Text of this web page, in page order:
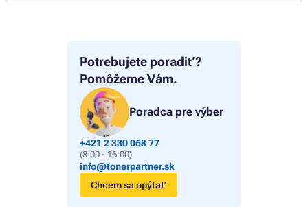
Potrebujete poradiť?
Pomôžeme Vám.
Poradca pre výber
+421 2 330 068 77
(8:00 - 16:00)
info@tonerpartner.sk
Chcem sa opýtať